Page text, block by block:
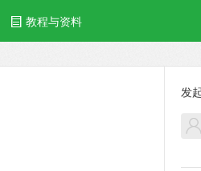
教程与资料
发